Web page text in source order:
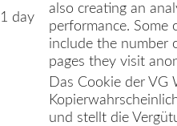
1 day
also creating an
performance. Some
include the number
pages they visit
Das Cookie der VG
und stellt die